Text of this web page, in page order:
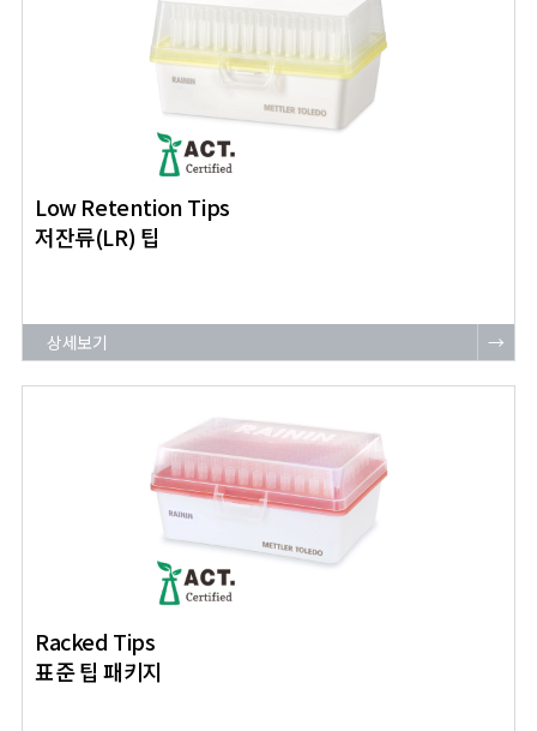
Low Retention Tips
저잔류(LR) 팁
상세보기 →
Racked Tips
표준 팁 패키지